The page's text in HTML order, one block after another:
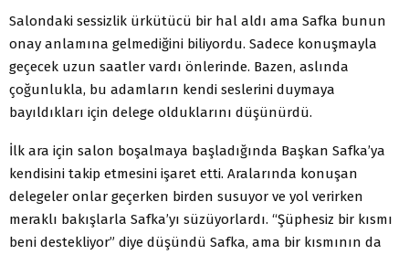
Salondaki sessizlik ürkütücü bir hal aldı ama Safka bunun
onay anlamına gelmediğini biliyordu. Sadece konuşmayla
geçecek uzun saatler vardı önlerinde. Bazen, aslında
çoğunlukla, bu adamların kendi seslerini duymaya
bayıldıkları için delege olduklarını düşünürdü.
İlk ara için salon boşalmaya başladığında Başkan Safka’ya
kendisini takip etmesini işaret etti. Aralarında konuşan
delegeler onlar geçerken birden susuyor ve yol verirken
meraklı bakışlarla Safka’yı süzüyorlardı. “Şüphesiz bir kısmı
beni destekliyor” diye düşündü Safka, ama bir kısmının da